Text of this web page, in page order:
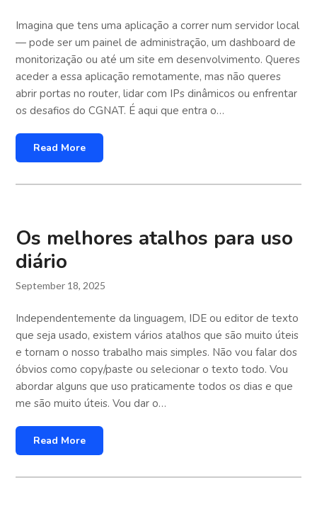
Imagina que tens uma aplicação a correr num servidor local
— pode ser um painel de administração, um dashboard de
monitorização ou até um site em desenvolvimento. Queres
aceder a essa aplicação remotamente, mas não queres
abrir portas no router, lidar com IPs dinâmicos ou enfrentar
os desafios do CGNAT. É aqui que entra o…
Read More
Os melhores atalhos para uso
diário
September 18, 2025
Independentemente da linguagem, IDE ou editor de texto
que seja usado, existem vários atalhos que são muito úteis
e tornam o nosso trabalho mais simples. Não vou falar dos
óbvios como copy/paste ou selecionar o texto todo. Vou
abordar alguns que uso praticamente todos os dias e que
me são muito úteis. Vou dar o…
Read More